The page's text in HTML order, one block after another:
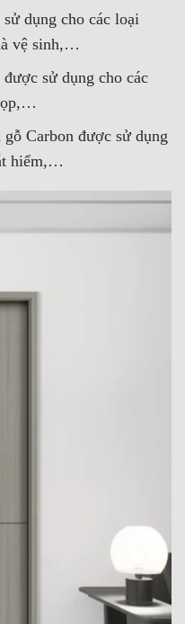
dụng cho các loại
vệ sinh,…
sử dụng cho các
gỗ Carbon được sử dụng
hiểm,…